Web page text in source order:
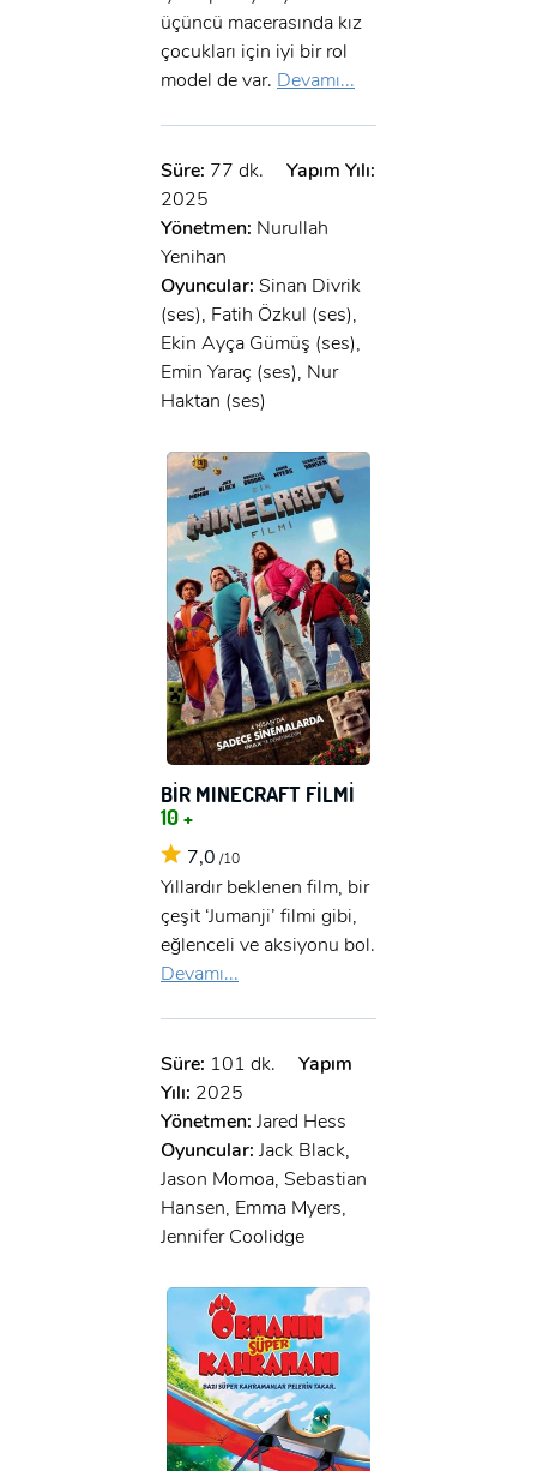
üçüncü macerasında kız
çocukları için iyi bir rol
model de var. Devamı...
Süre: 77 dk.
Yapım Yılı:
2025
Yönetmen: Nurullah
Yenihan
Oyuncular: Sinan Divrik
(ses), Fatih Özkul (ses),
Ekin Ayça Gümüş (ses),
Emin Yaraç (ses), Nur
Haktan (ses)
BİR MINECRAFT FİLMİ
10 +
7,0 /10
Yıllardır beklenen film, bir
çeşit ‘Jumanji’ filmi gibi,
eğlenceli ve aksiyonu bol.
Devamı...
Süre: 101 dk.
Yapım
Yılı: 2025
Yönetmen: Jared Hess
Oyuncular: Jack Black,
Jason Momoa, Sebastian
Hansen, Emma Myers,
Jennifer Coolidge